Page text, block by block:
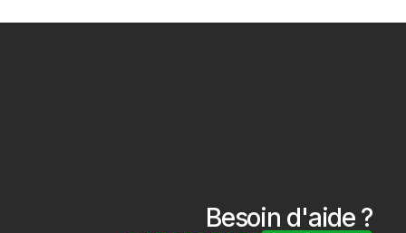
Besoin d'aide ?